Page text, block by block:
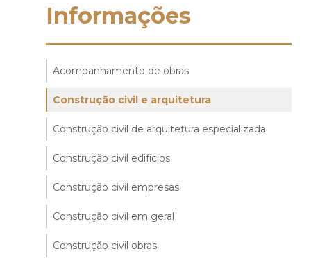
Informações
Acompanhamento de obras
Construção civil e arquitetura
Construção civil de arquitetura especializada
Construção civil edifícios
Construção civil empresas
Construção civil em geral
Construção civil obras